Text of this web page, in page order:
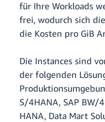
für Ihre Workloads
frei, wodurch sich
die Kosten pro GiB
Die Instances sind
der folgenden
S/4HANA, SAP BW/
HANA, Data Mart